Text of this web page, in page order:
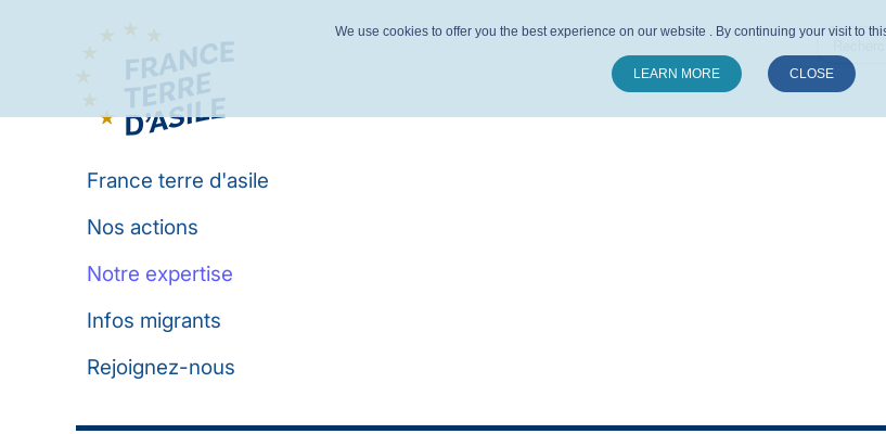
France terre d'asile
Nos actions
Notre expertise
Infos migrants
Rejoignez-nous
We use cookies to offer you the best experience on our website . By continuing your visit to
LEARN MORE CLOSE